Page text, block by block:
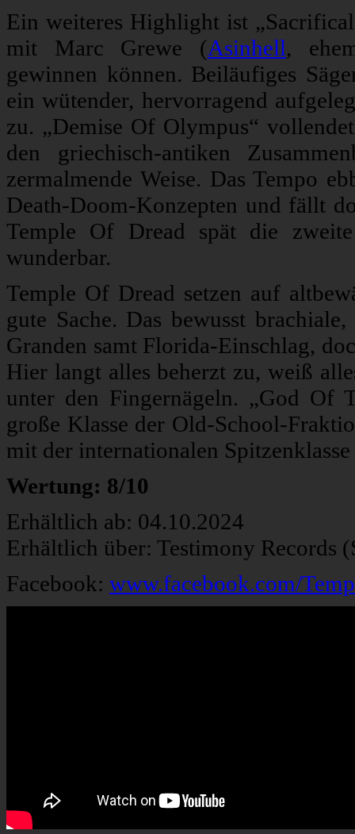
Ein weiteres Highlight ist
mit Marc Grewe (Asinhell,
gewinnen können. Beiläufiges
ein wütender, hervorragend
zu. „Demise Of Olympus“
den griechisch-antiken
zermalmende Weise. Das Tempo
Death-Doom-Konzepten und fällt
Temple Of Dread spät die
wunderbar.
Temple Of Dread setzen auf
gute Sache. Das bewusst
Granden samt Florida-Einschlag,
Hier langt alles beherzt zu, weiß
unter den Fingernägeln. „God Of
große Klasse der Old-School-
mit der internationalen
Wertung: 8/10
Erhältlich ab: 04.10.2024
Erhältlich über: Testimony Records
Facebook: www.facebook.com/